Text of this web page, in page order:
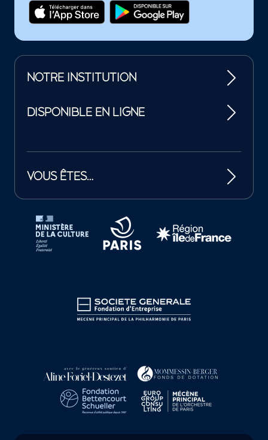
NOTRE INSTITUTION
DISPONIBLE EN LIGNE
VOUS ÊTES…
Tutelles et mécènes de la Philharmonie de Paris